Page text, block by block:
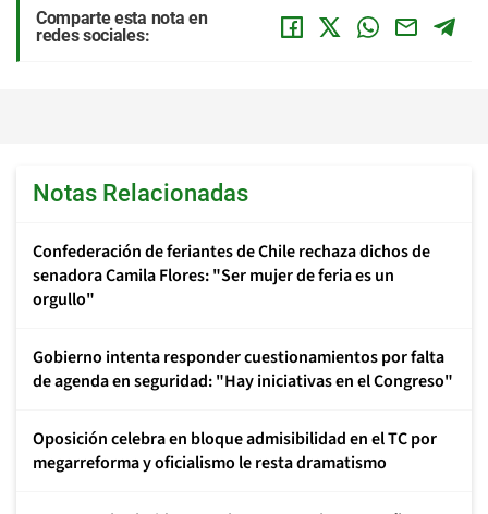
Comparte esta nota en
redes sociales:
Notas Relacionadas
Confederación de feriantes de Chile rechaza dichos de
senadora Camila Flores: "Ser mujer de feria es un
orgullo"
Gobierno intenta responder cuestionamientos por falta
de agenda en seguridad: "Hay iniciativas en el Congreso"
Oposición celebra en bloque admisibilidad en el TC por
megarreforma y oficialismo le resta dramatismo